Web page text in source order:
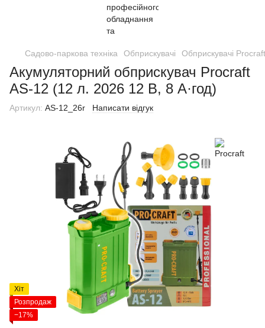
Садово-паркова техніка Обприскувачі Обприскувачі Procraft
Акумуляторний обприскувач Procraft
AS-12 (12 л. 2026 12 В, 8 А·год)
Артикул: AS-12_26r Написати відгук
Хіт
Розпродаж
−17%